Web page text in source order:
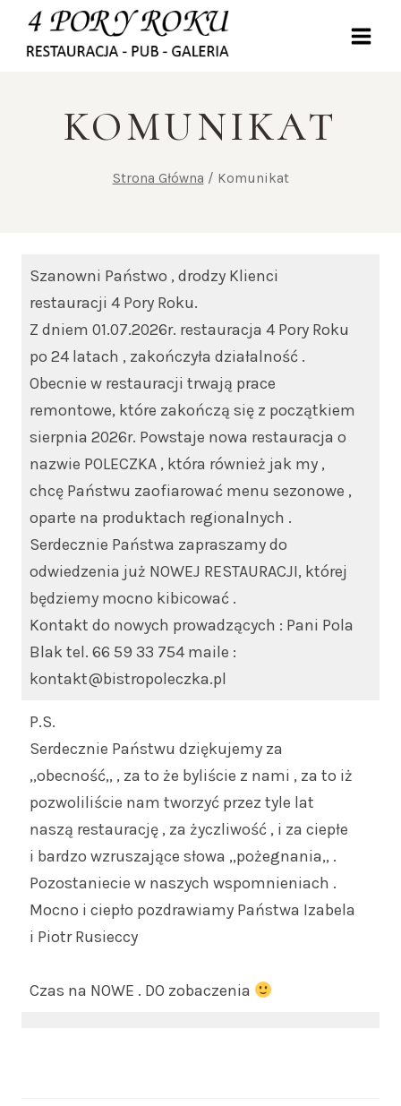
Przejdź
KOMUNIKAT
Strona Główna / Komunikat
Szanowni Państwo , drodzy Klienci
restauracji 4 Pory Roku.
Z dniem 01.07.2026r. restauracja 4 Pory Roku
po 24 latach , zakończyła działalność .
Obecnie w restauracji trwają prace
remontowe, które zakończą się z początkiem
sierpnia 2026r. Powstaje nowa restauracja o
nazwie POLECZKA , która również jak my ,
chcę Państwu zaofiarować menu sezonowe ,
oparte na produktach regionalnych .
Serdecznie Państwa zapraszamy do
odwiedzenia już NOWEJ RESTAURACJI, której
będziemy mocno kibicować .
Kontakt do nowych prowadzących : Pani Pola
Blak tel. 66 59 33 754 maile :
kontakt@bistropoleczka.pl
P.S.
Serdecznie Państwu dziękujemy za
,,obecność,, , za to że byliście z nami , za to iż
pozwoliliście nam tworzyć przez tyle lat
naszą restaurację , za życzliwość , i za ciepłe
i bardzo wzruszające słowa ,,pożegnania,, .
Pozostaniecie w naszych wspomnieniach .
Mocno i ciepło pozdrawiamy Państwa Izabela
i Piotr Rusieccy
Czas na NOWE . DO zobaczenia